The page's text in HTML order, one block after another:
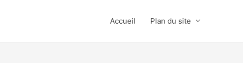
Accueil Plan du site